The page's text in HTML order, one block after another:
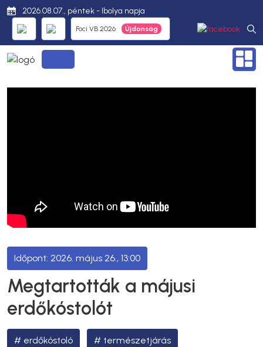
2026.08.07., péntek - Ibolya napja
Foci VB 2026
2026. május 26., 13:00
Megtartották a májusi
erdőkóstolót
erdőkóstoló természetjárás